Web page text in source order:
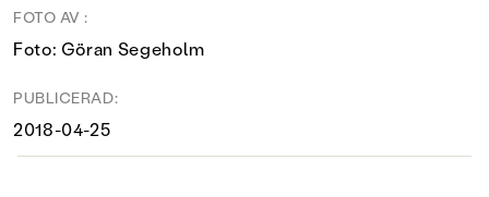
FOTO AV :
Foto: Göran Segeholm
PUBLICERAD:
2018-04-25